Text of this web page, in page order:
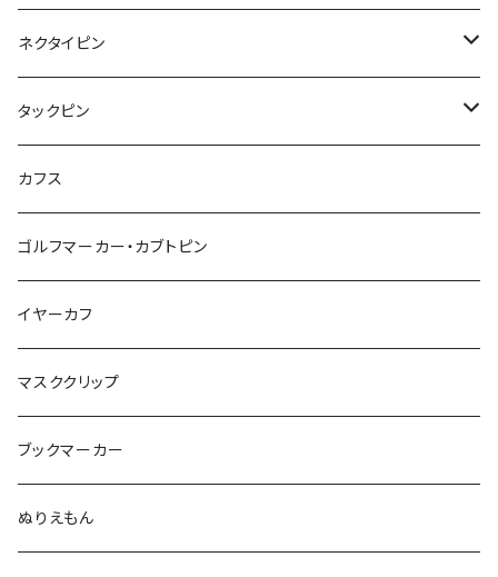
マーブル
カメオ
星
鳥
アルファベット
マーブル
こいのぼり
てんとう虫
鳥
食品
ハロウィン
カモフラージュ
square
天使
リボン
Bubble
ブタ
フルーツ
アイスクリーム
マーブル
音楽
カメオ
ハート
モザイク
パン
羊
牛
カメ
イルカ
カエル
月
惑星
星
こいのぼり
カメラ
音楽
バイオリン
ピアノ
カメオ
バルーン
マーメイド
メガネ
ハート
アルファベット
ハロウィン
紐
鳥
バルーン
マーブル
カモフラージュ
マーブル
鳥
星
アルファベット
ハロウィン
カメオ
2トーン
ハート
ネクタイピン
結び
スクエア
タックピン
結び
カフス
ゴルフマーカー・カブトピン
イヤーカフ
マスククリップ
ブックマーカー
ぬりえもん